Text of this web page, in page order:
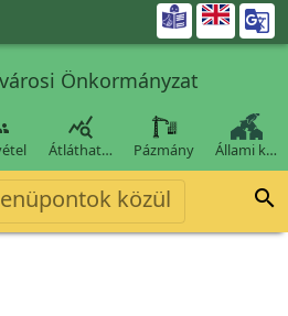

Önkormányzat

Átláthat… Pázmány Állami k…
közül 